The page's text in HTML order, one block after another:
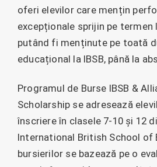
oferi elevilor care mențin
excepționale sprijin pe termen
putând fi menținute pe toată
educațional la IBSB, până la
Programul de Burse IBSB &
Scholarship se adresează
înscriere în clasele 7-10 și 12
International British School of
bursierilor se bazează pe o